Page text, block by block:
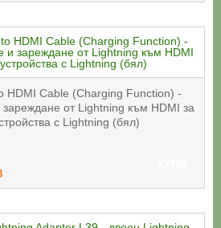
HDMI Cable (Charging Function) -
зареждане от Lightning към HDMI за
с Lightning (бял)